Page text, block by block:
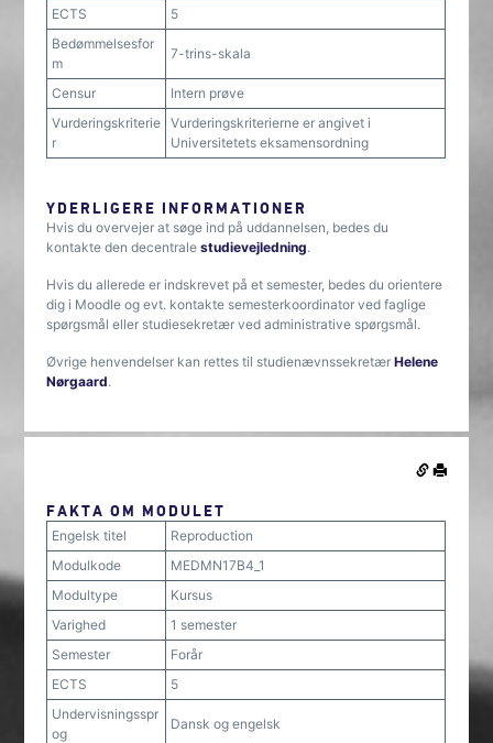
ECTS
5
Bedømmelsesfor
m
7-trins-skala
Censur
Intern prøve
Vurderingskriterie
r
Vurderingskriterierne er angivet i
Universitetets eksamensordning
YDERLIGERE INFORMATIONER
Hvis du overvejer at søge ind på uddannelsen, bedes du
kontakte den decentralestudievejledning.
Hvis du allerede er indskrevet på et semester, bedes du orientere
dig i Moodle og evt. kontakte semesterkoordinator ved faglige
spørgsmål eller studiesekretær ved administrative spørgsmål.
Øvrige henvendelser kan rettes til studienævnssekretærHelene
Nørgaard.
FAKTA OM MODULET
Engelsk titel
Reproduction
Modulkode
MEDMN17B4_1
Modultype
Kursus
Varighed
1 semester
Semester
Forår
ECTS
5
Undervisningsspr
og
Dansk og engelsk